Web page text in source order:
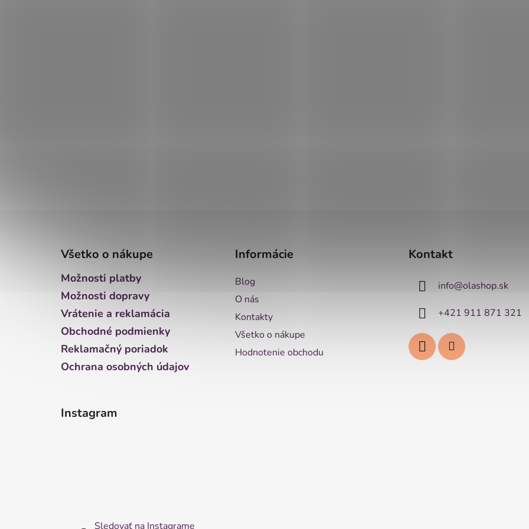
Všetko o nákupe
Možnosti platby
Možnosti dopravy
Vrátenie a reklamácia
Obchodné podmienky
Reklamačný poriadok
Ochrana osobných údajov
Informácie
Blog
O nás
Kontakty
Všetko o nákupe
Hodnotenie obchodu
Kontakt
info@olashop.sk
+421 911 871 321
Instagram
Sledovať na Instagrame